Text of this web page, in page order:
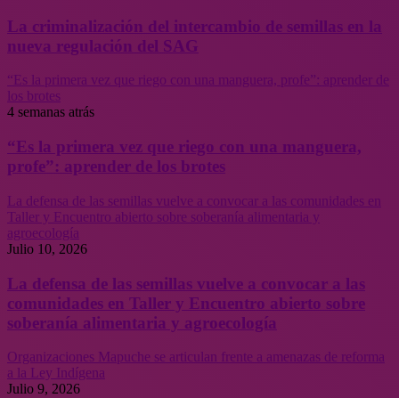
La criminalización del intercambio de semillas en la
nueva regulación del SAG
“Es la primera vez que riego con una manguera, profe”: aprender de
los brotes
4 semanas atrás
“Es la primera vez que riego con una manguera,
profe”: aprender de los brotes
La defensa de las semillas vuelve a convocar a las comunidades en
Taller y Encuentro abierto sobre soberanía alimentaria y
agroecología
Julio 10, 2026
La defensa de las semillas vuelve a convocar a las
comunidades en Taller y Encuentro abierto sobre
soberanía alimentaria y agroecología
Organizaciones Mapuche se articulan frente a amenazas de reforma
a la Ley Indígena
Julio 9, 2026